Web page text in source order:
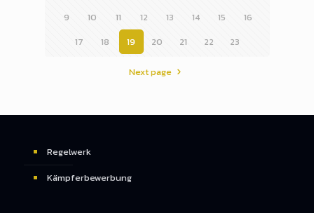
9
10 11 12 13 14 15
16
17
18 19 20 21 22 23
Next page
Regelwerk
Kämpferbewerbung